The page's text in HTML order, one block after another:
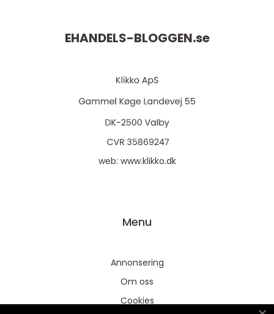
EHANDELS-BLOGGEN.se
web: www.klikko.dk
Menu
Annonsering
Om oss
Cookies